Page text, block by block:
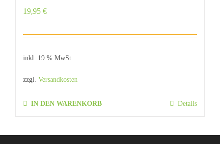
19,95€
inkl. 19 % MwSt.
zzgl.Versandkosten
IN DEN WARENKORB Details